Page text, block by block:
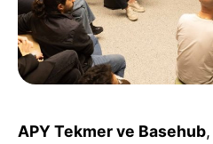
APY Tekmer ve Basehub